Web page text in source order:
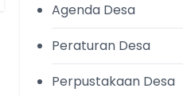
Agenda Desa
Peraturan Desa
Perpustakaan Desa